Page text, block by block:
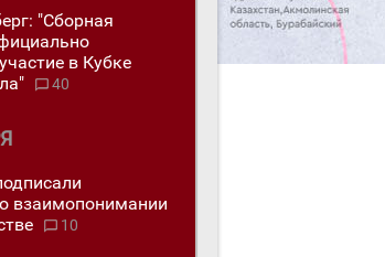
"Сборная
в Кубке
40
взаимопонимании
10